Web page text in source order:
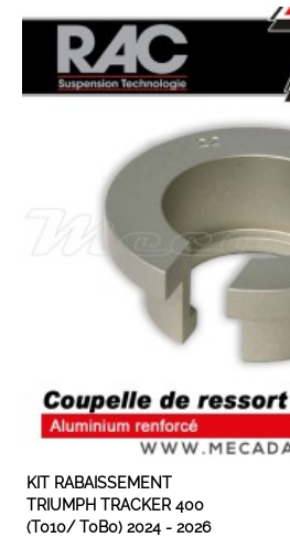
KIT RABAISSEMENT
TRIUMPH TRACKER 400
(T010/ T0B0) 2024 - 2026